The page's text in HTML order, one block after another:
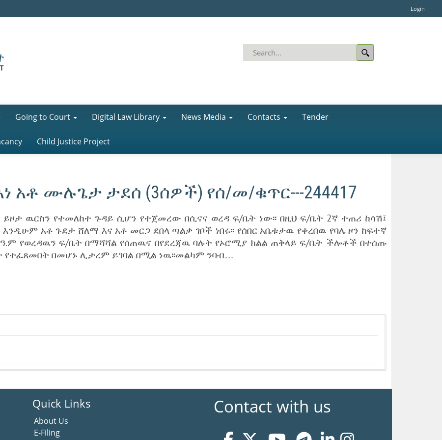
Login
Going to Court Digital Law Library News Media Contacts Tender
Child Justice Project
አቶ ሙሉጌታ ታደሰ (3ሰዎች) የሰ/መ/ቁጥር---244417
ይዞታ ዉርስን የተመለከተ ጉዳይ ሲሆን የተጀመረው በሲናና ወረዳ ፍ/ቤት ነው፡፡ በዚህ ፍ/ቤት 2ኛ ተጠሪ ከሳሽ፤
አቶ ጉደታ ሸለማ እና አቶ መርጋ ደበላ ጣልቃ ገቦች ነበሩ፡፡ የሰበር አቤቱታዉ የቀረበዉ የባሌ ዞን ከፍተኛ
ዓ.ም የወረዳዉን ፍ/ቤት በማሻሻል የሰጠዉና በየደረጃዉ ባሉት የኦሮሚያ ክልል ጠቅላይ ፍ/ቤት ችሎቶች በተሰጡ
በመሆኑ ሊታረም ይገባል በሚል ነዉ፡፡መልካም ንባብ…
Quick Links
About Us
E-Filing
Contact with us